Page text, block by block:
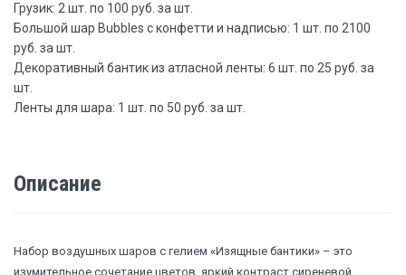
Грузик: 2 шт. по 100 руб. за шт.
Большой шар Bubbles с конфетти и надписью: 1 шт. по 2100
руб. за шт.
Декоративный бантик из атласной ленты: 6 шт. по 25 руб. за
шт.
Ленты для шара: 1 шт. по 50 руб. за шт.
Описание
Набор воздушных шаров с гелием «Изящные бантики» – это
изумительное сочетание цветов, яркий контраст сиреневой